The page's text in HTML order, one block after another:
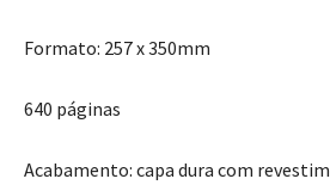
Formato: 257 x 350mm
640 páginas
Acabamento: capa dura com